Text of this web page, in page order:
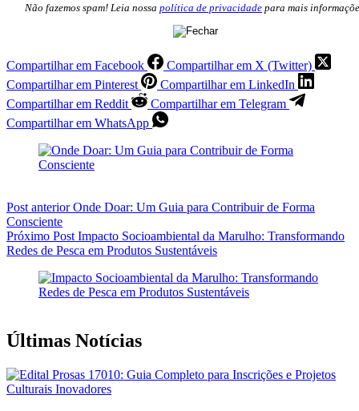
Não fazemos spam! Leia nossa política de privacidade para mais
Compartilhar em Facebook
Compartilhar em X (Twitter)
Compartilhar em Pinterest
Compartilhar em LinkedIn
Compartilhar em Reddit
Compartilhar em Telegram
Compartilhar em WhatsApp
Post anteriorOnde Doar: Um Guia para Contribuir de Forma
Consciente
Próximo Post Impacto Socioambiental da Marulho: Transformando
Redes de Pesca em Produtos Sustentáveis
Últimas Notícias